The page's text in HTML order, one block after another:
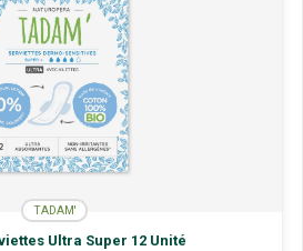
TADAM'
Ultra Super 12 Unité